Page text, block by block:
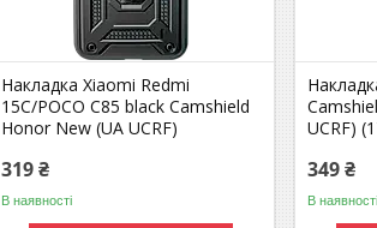
Накладка Xiaomi Redmi
15C/POCO C85 black Camshield
Honor New (UA UCRF)
319 ₴
В наявності
UCRF)
349 ₴
В наявності